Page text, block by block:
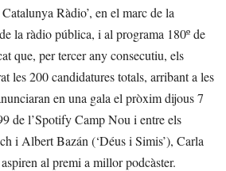
Ràdio’, en el marc de la
la ràdio pública, i al programa 180º de
que, per tercer any consecutiu, els
les 200 candidatures totals, arribant a les
en una gala el pròxim dijous 7
de l’Spotify Camp Nou i entre els
i Albert Bazán (‘Déus i Simis’), Carla
al premi a millor podcàster.